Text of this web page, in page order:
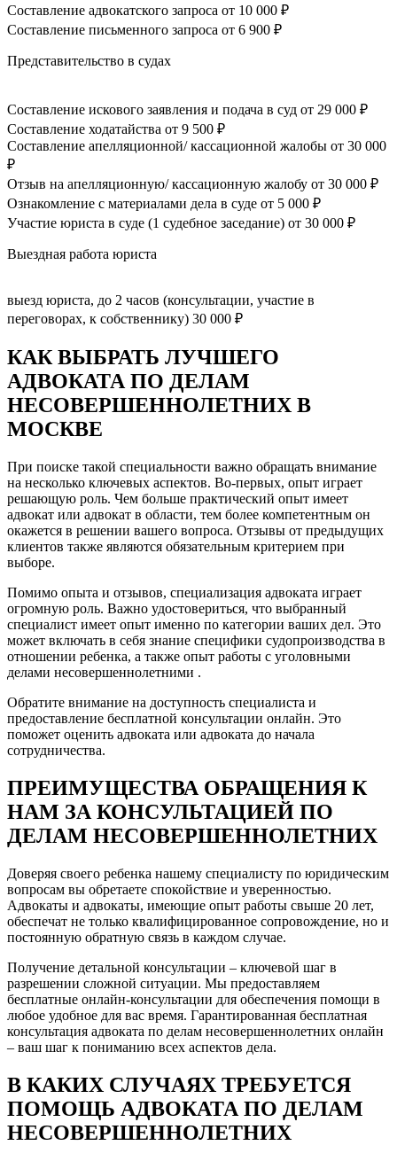
Составление адвокатского запроса от 10 000 ₽
Составление письменного запроса от 6 900 ₽
Представительство в судах
Составление искового заявления и подача в суд от 29 000 ₽
Составление ходатайства от 9 500 ₽
Составление апелляционной/ кассационной жалобы от 30 000
₽
Отзыв на апелляционную/ кассационную жалобу от 30 000 ₽
Ознакомление с материалами дела в суде от 5 000 ₽
Участие юриста в суде (1 судебное заседание) от 30 000 ₽
Выездная работа юриста
выезд юриста, до 2 часов (консультации, участие в
переговорах, к собственнику) 30 000 ₽
КАК ВЫБРАТЬ ЛУЧШЕГО
АДВОКАТА ПО ДЕЛАМ
НЕСОВЕРШЕННОЛЕТНИХ В
МОСКВЕ
При поиске такой специальности важно обращать внимание
на несколько ключевых аспектов. Во-первых, опыт играет
решающую роль. Чем больше практический опыт имеет
адвокат или адвокат в области, тем более компетентным он
окажется в решении вашего вопроса. Отзывы от предыдущих
клиентов также являются обязательным критерием при
выборе.
Помимо опыта и отзывов, специализация адвоката играет
огромную роль. Важно удостовериться, что выбранный
специалист имеет опыт именно по категории ваших дел. Это
может включать в себя знание специфики судопроизводства в
отношении ребенка, а также опыт работы с уголовными
делами несовершеннолетними .
Обратите внимание на доступность специалиста и
предоставление бесплатной консультации онлайн. Это
поможет оценить адвоката или адвоката до начала
сотрудничества.
ПРЕИМУЩЕСТВА ОБРАЩЕНИЯ К
НАМ ЗА КОНСУЛЬТАЦИЕЙ ПО
ДЕЛАМ НЕСОВЕРШЕННОЛЕТНИХ
Доверяя своего ребенка нашему специалисту по юридическим
вопросам вы обретаете спокойствие и уверенностью.
Адвокаты и адвокаты, имеющие опыт работы свыше 20 лет,
обеспечат не только квалифицированное сопровождение, но и
постоянную обратную связь в каждом случае.
Получение детальной консультации – ключевой шаг в
разрешении сложной ситуации. Мы предоставляем
бесплатные онлайн-консультации для обеспечения помощи в
любое удобное для вас время. Гарантированная бесплатная
консультация адвоката по делам несовершеннолетних онлайн
– ваш шаг к пониманию всех аспектов дела.
В КАКИХ СЛУЧАЯХ ТРЕБУЕТСЯ
ПОМОЩЬ АДВОКАТА ПО ДЕЛАМ
НЕСОВЕРШЕННОЛЕТНИХ